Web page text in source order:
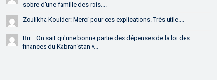
sobre d'une famille des rois....
Zoulikha Kouider: Merci pour ces explications. Très utile....
Bm.: On sait qu'une bonne partie des dépenses de la loi des
finances du Kabranistan v...